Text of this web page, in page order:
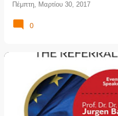
Πέμπτη, Μαρτίου 30, 2017
0